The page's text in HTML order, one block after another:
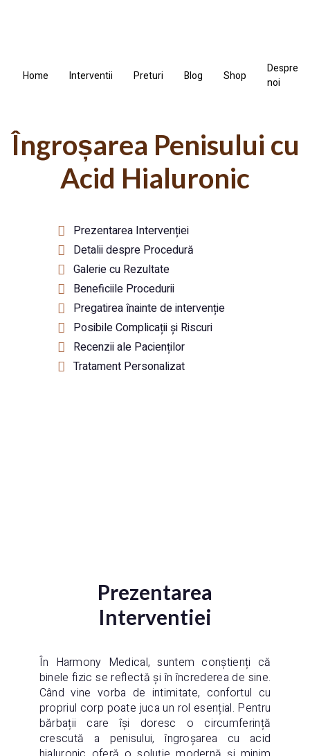
Home Interventii Preturi Blog Shop
Despre
noi
Îngroșarea Penisului cu
Acid Hialuronic
Prezentarea Intervenției
Detalii despre Procedură
Galerie cu Rezultate
Beneficiile Procedurii
Pregatirea înainte de intervenție
Posibile Complicații și Riscuri
Recenzii ale Pacienților
Tratament Personalizat
Prezentarea
Interventiei
În Harmony Medical, suntem conștienți că
binele fizic se reflectă și în încrederea de sine.
Când vine vorba de intimitate, confortul cu
propriul corp poate juca un rol esențial. Pentru
bărbații care își doresc o circumferință
crescută a penisului, îngroșarea cu acid